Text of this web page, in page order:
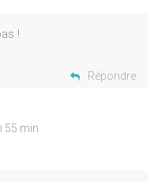
!
Répondre
55 min